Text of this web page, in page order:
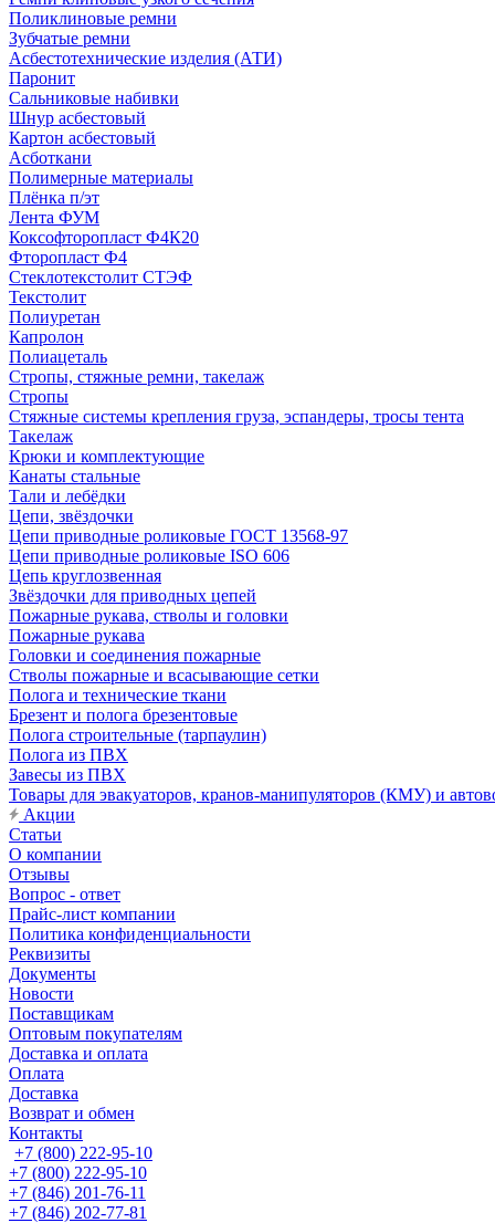
Поликлиновые ремни
Зубчатые ремни
Асбестотехнические изделия (АТИ)
Паронит
Сальниковые набивки
Шнур асбестовый
Картон асбестовый
Асботкани
Полимерные материалы
Плёнка п/эт
Лента ФУМ
Коксофторопласт Ф4К20
Фторопласт Ф4
Стеклотекстолит СТЭФ
Текстолит
Полиуретан
Капролон
Полиацеталь
Стропы, стяжные ремни, такелаж
Стропы
Стяжные системы крепления груза, эспандеры, тросы тента
Такелаж
Крюки и комплектующие
Канаты стальные
Тали и лебёдки
Цепи, звёздочки
Цепи приводные роликовые ГОСТ 13568-97
Цепи приводные роликовые ISO 606
Цепь круглозвенная
Звёздочки для приводных цепей
Пожарные рукава, стволы и головки
Пожарные рукава
Головки и соединения пожарные
Стволы пожарные и всасывающие сетки
Полога и технические ткани
Брезент и полога брезентовые
Полога строительные (тарпаулин)
Полога из ПВХ
Завесы из ПВХ
Товары для эвакуаторов, кранов-манипуляторов (КМУ) и
Акции
Статьи
О компании
Отзывы
Вопрос - ответ
Прайс-лист компании
Политика конфиденциальности
Реквизиты
Документы
Новости
Поставщикам
Оптовым покупателям
Доставка и оплата
Оплата
Доставка
Возврат и обмен
Контакты
+7 (800) 222-95-10
+7 (800) 222-95-10
+7 (846) 201-76-11
+7 (846) 202-77-81